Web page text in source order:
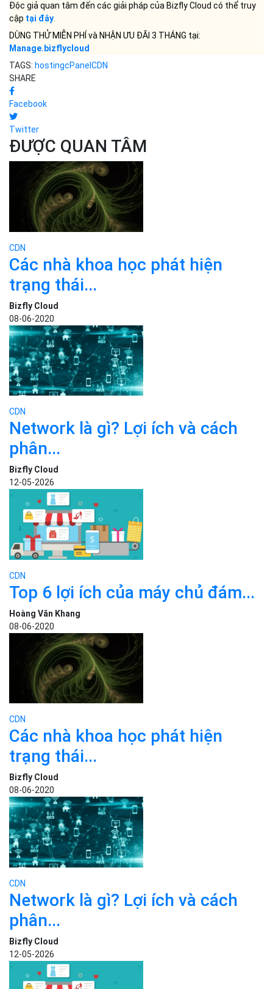
Độc giả quan tâm đến các giải pháp của Bizfly Cloud có thể truy
cập tại đây.
DÙNG THỬ MIỄN PHÍ và NHẬN ƯU ĐÃI 3 THÁNG tại:
Manage.bizflycloud
TAGS: hostingcPanel CDN
SHARE
Facebook
Twitter
ĐƯỢC QUAN TÂM
CDN
Các nhà khoa học phát hiện
trạng thái...
Bizfly Cloud
08-06-2020
CDN
Network là gì? Lợi ích và cách
phân...
Bizfly Cloud
12-05-2026
CDN
Top 6 lợi ích của máy chủ đám...
Hoàng Văn Khang
08-06-2020
CDN
Các nhà khoa học phát hiện
trạng thái...
Bizfly Cloud
08-06-2020
CDN
Network là gì? Lợi ích và cách
phân...
Bizfly Cloud
12-05-2026